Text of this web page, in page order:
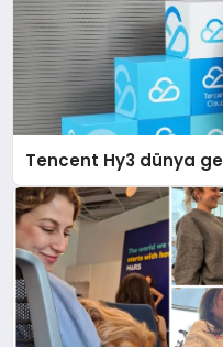
Tencent Hy3 dünya